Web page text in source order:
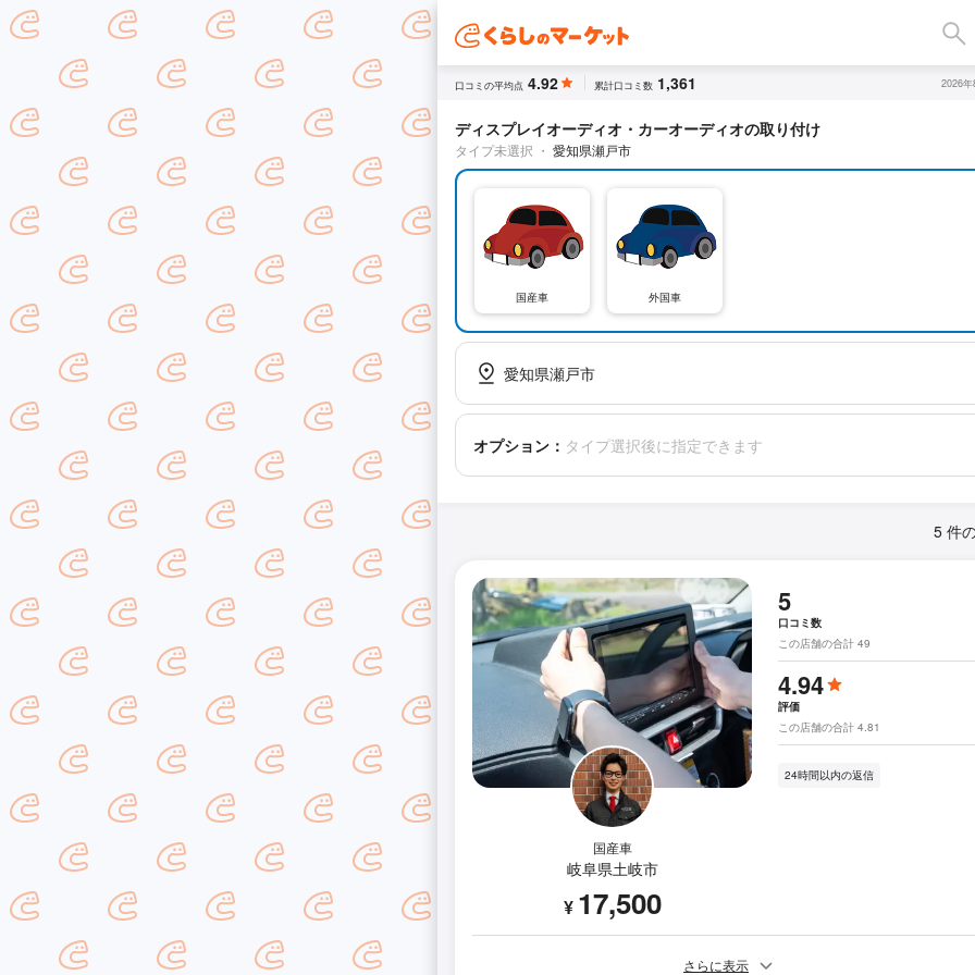
口コミの平均点 4.92 累計口コミ数 1,361 2026
ディスプレイオーディオ・カーオーディオの取り付け
タイプ未選択 ・ 愛知県瀬戸市
国産車 外国車
愛知県瀬戸市
オプション： タイプ選択後に指定できます
5 件
国産車
岐阜県土岐市
¥ 17,500
5
口コミ数
この店舗の合計 49
4.94
評価
この店舗の合計 4.81
24時間以内の返信
さらに表示